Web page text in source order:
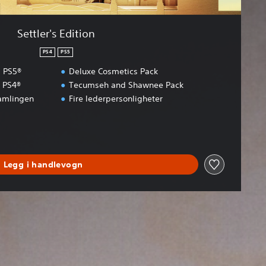
Settler's Edition
PS4 PS5
Deluxe Cosmetics Pack
Tecumseh and Shawnee Pack
Fire lederpersonligheter
Legg i handlevogn